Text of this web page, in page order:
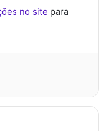
no site para